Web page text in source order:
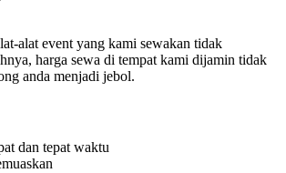
alat event yang kami sewakan tidak
harga sewa di tempat kami dijamin tidak
anda menjadi jebol.
dan tepat waktu